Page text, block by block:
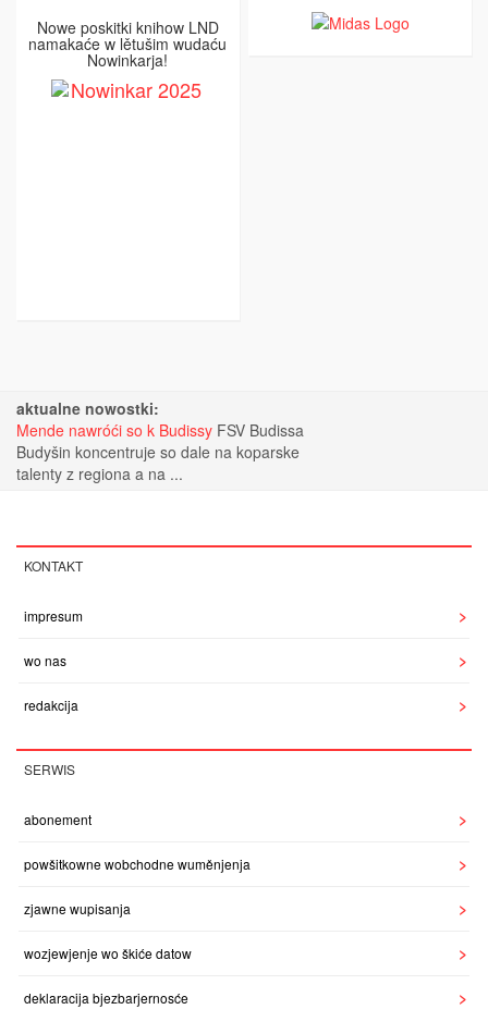
Nowe poskitki knihow LND
namakaće w lětušim wudaću
Nowinkarja!
aktualne nowostki:
Mende nawróći so k Budissy FSV Budissa
Budyšin koncentruje so dale na koparske
talenty z regiona a na ...
KONTAKT
impresum
wo nas
redakcija
SERWIS
abonement
powšitkowne wobchodne wuměnjenja
zjawne wupisanja
wozjewjenje wo škiće datow
deklaracija bjezbarjernosće